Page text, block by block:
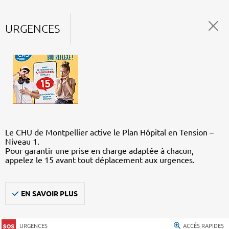
URGENCES
Le CHU de Montpellier active le Plan Hôpital en Tension –
Niveau 1.
Pour garantir une prise en charge adaptée à chacun,
appelez le 15 avant tout déplacement aux urgences.
EN SAVOIR PLUS
URGENCES ACCÈS RAPIDES